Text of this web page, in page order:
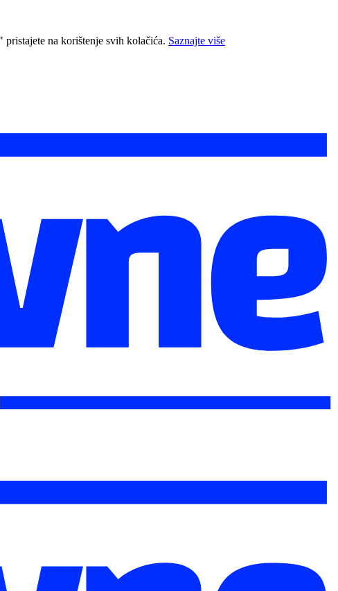
na korištenje svih kolačića. Saznajte više